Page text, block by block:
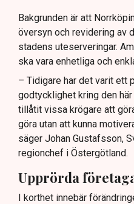
uteserveringar.
Lindas Kula ställer in
sommaren.
Bakgrunden är att
översyn och revidering av
stadens uteserveringar.
ska vara enhetliga och
– Tidigare har det varit ett
godtycklighet kring den
tillåtit vissa krögare att
göra utan att kunna
säger Johan Gustafsson,
regionchef i Östergötland.
Upprörda
I korthet innebär